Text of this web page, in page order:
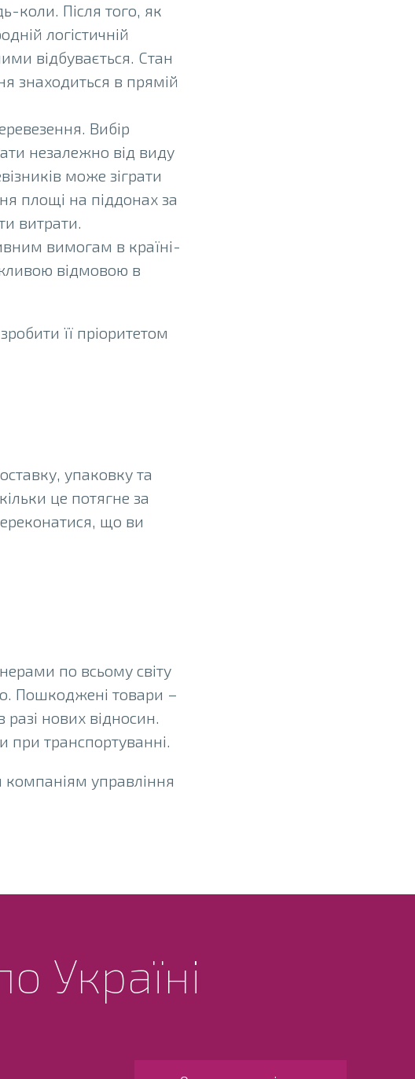
коли. Після того, як
логістичній
відбувається. Стан
знаходиться в прямій
Вибір
незалежно від виду
може зіграти
площі на піддонах за
витрати.
вимогам в країні-
відмовою в
її пріоритетом
упаковку та
це потягне за
що ви
по всьому світу
Пошкоджені товари –
нових відносин.
транспортуванні.
управління
Україні